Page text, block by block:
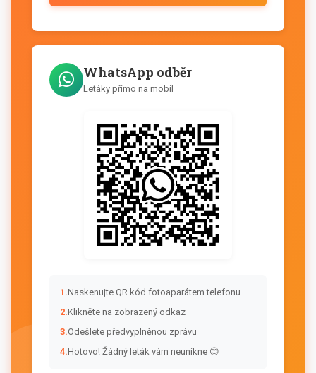
WhatsApp odběr
Letáky přímo na mobil
1.Naskenujte QR kód fotoaparátem telefonu
2.Klikněte na zobrazený odkaz
3.Odešlete předvyplněnou zprávu
4.Hotovo! Žádný leták vám neunikne 😊